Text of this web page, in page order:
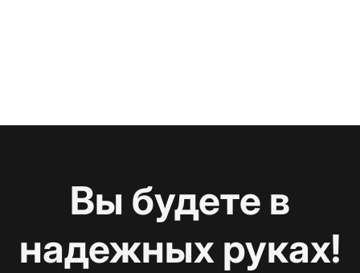
Вы будете в
надежных руках!